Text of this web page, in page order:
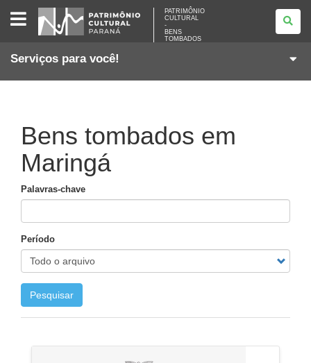
PATRIMÔNIO
CULTURAL
PATRIMÔNIO
CULTURAL
-
BENS
TOMBADOS
Serviços para você!
Bens tombados em
Maringá
Palavras-chave
Período
Pesquisar